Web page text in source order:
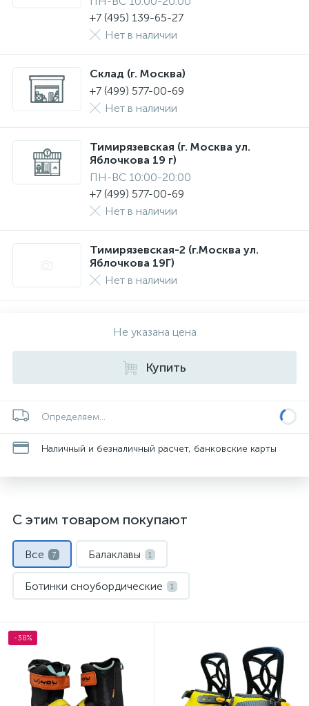
+7 (495) 139-65-27
Нет в наличии
Склад (г. Москва)
+7 (499) 577-00-69
Нет в наличии
Тимирязевская (г. Москва ул.
Яблочкова 19 г)
ПН-ВС 10:00-20:00
+7 (499) 577-00-69
Нет в наличии
Тимирязевская-2 (г.Москва ул.
Яблочкова 19Г)
Нет в наличии
Не указана цена
Купить
Определяем...
Наличный и безналичный расчет, банковские карты
С этим товаром покупают
Все 7 Балаклавы 1
Ботинки сноубордические 1
Крепления для сноуборда
Куртки горнолыжные Шлемы 1
-38%